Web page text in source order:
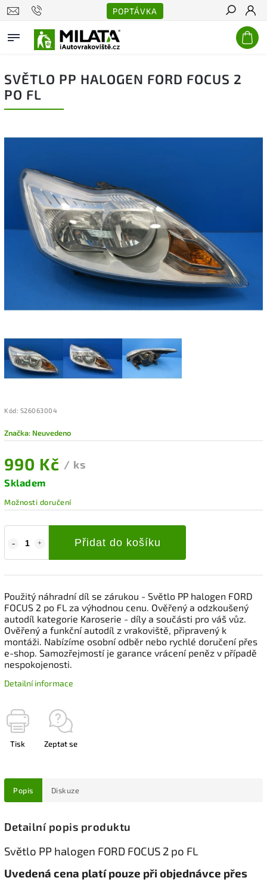
POPTÁVKA
Hledat
SVĚTLO PP HALOGEN FORD FOCUS 2
PO FL
Kód: S26063004
Značka: Neuvedeno
990 Kč / ks
Skladem
Možnosti doručení
Přidat do košíku
Použitý náhradní díl se zárukou - Světlo PP halogen FORD
FOCUS 2 po FL za výhodnou cenu. Ověřený a odzkoušený
autodíl kategorie Karoserie - díly a součásti pro váš vůz.
Ověřený a funkční autodíl z vrakoviště, připravený k
montáži. Nabízíme osobní odběr nebo rychlé doručení přes
e-shop. Samozřejmostí je garance vrácení peněz v případě
nespokojenosti.
Detailní informace
Tisk Zeptat se
Popis Diskuze
Detailní popis produktu
Světlo PP halogen FORD FOCUS 2 po FL
Uvedená cena platí pouze při objednávce přes